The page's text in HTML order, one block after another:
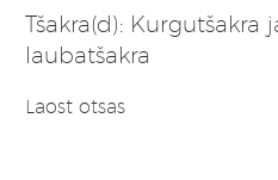
Tšakra(d):
laubatšakra
Laost otsas